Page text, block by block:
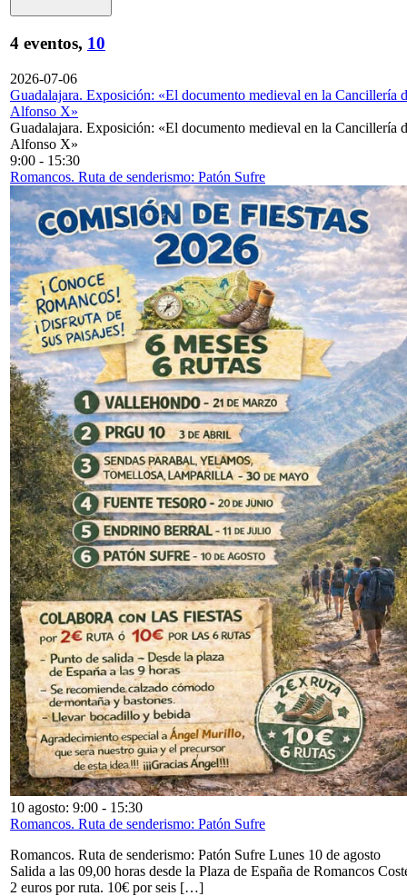
4 eventos, 10
2026-07-06
Guadalajara. Exposición: «El documento medieval en la Cancillería
Alfonso X»
Guadalajara. Exposición: «El documento medieval en la Cancillería
Alfonso X»
9:00 - 15:30
Romancos. Ruta de senderismo: Patón Sufre
10 agosto: 9:00 - 15:30
Romancos. Ruta de senderismo: Patón Sufre
Romancos. Ruta de senderismo: Patón Sufre Lunes 10 de agosto
Salida a las 09,00 horas desde la Plaza de España de Romancos
2 euros por ruta. 10€ por seis […]